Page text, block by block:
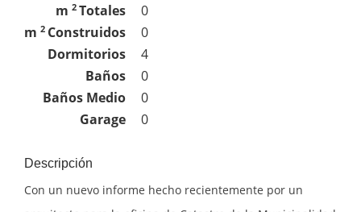
m 2 Totales
0
m 2 Construidos
0
Dormitorios
4
Baños
0
Baños Medio
0
Garage
0
Descripción
Con un nuevo informe hecho recientemente por un